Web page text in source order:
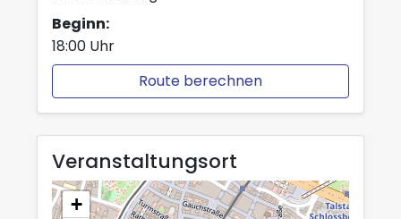
Beginn:
18:00 Uhr
Route berechnen
Veranstaltungsort
+